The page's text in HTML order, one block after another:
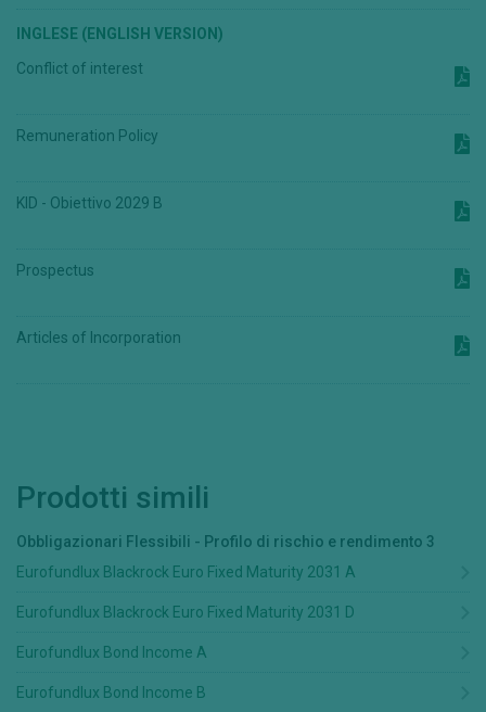
INGLESE (ENGLISH VERSION)
Conflict of interest
Remuneration Policy
KID - Obiettivo 2029 B
Prospectus
Articles of Incorporation
Prodotti simili
Obbligazionari Flessibili - Profilo di rischio e rendimento 3
Eurofundlux Blackrock Euro Fixed Maturity 2031 A
Eurofundlux Blackrock Euro Fixed Maturity 2031 D
Eurofundlux Bond Income A
Eurofundlux Bond Income B